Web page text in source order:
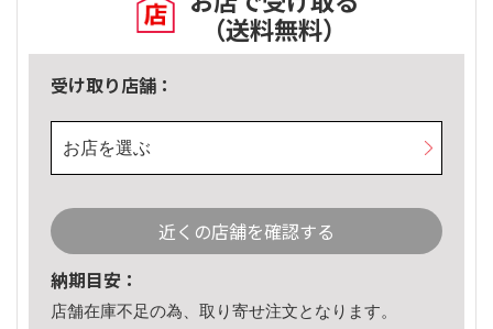
（送料無料）
受け取り店舗：
お店を選ぶ
近くの店舗を確認する
納期目安：
店舗在庫不足の為、取り寄せ注文となります。